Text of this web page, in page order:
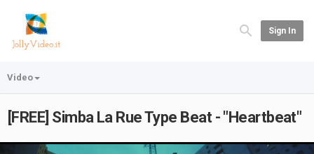
Sign In
Video
[FREE] Simba La Rue Type Beat - "Heartbeat"